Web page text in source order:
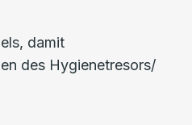
damit
des Hygienetresors/